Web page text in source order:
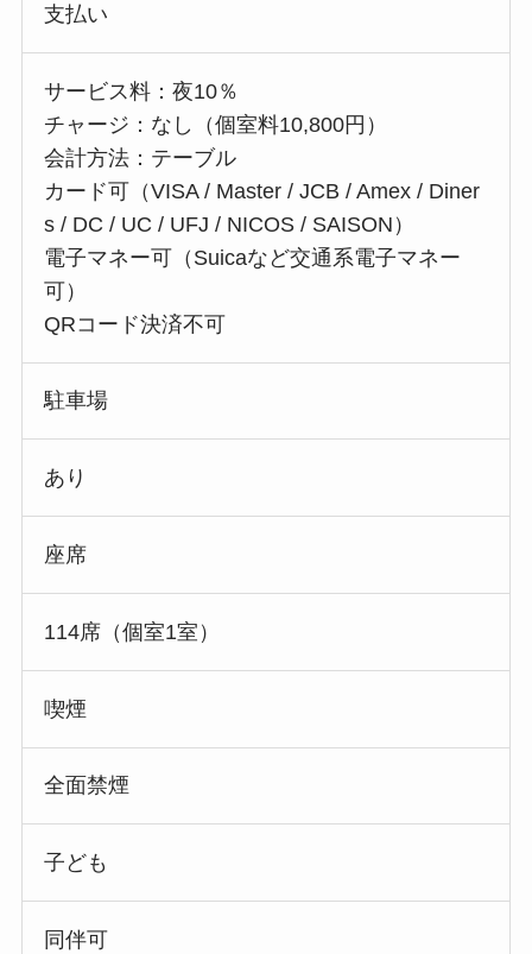
支払い
サービス料：夜10％
チャージ：なし（個室料10,800円）
会計方法：テーブル
カード可（VISA / Master / JCB / Amex / Diner
s / DC / UC / UFJ / NICOS / SAISON）
電子マネー可（Suicaなど交通系電子マネー
可）
QRコード決済不可
駐車場
あり
座席
114席（個室1室）
喫煙
全面禁煙
子ども
同伴可